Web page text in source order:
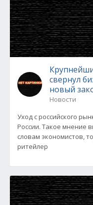
свернул
новый
Новости
Уход с российского
России. Такое мнение
словам экономистов,
ритейлер